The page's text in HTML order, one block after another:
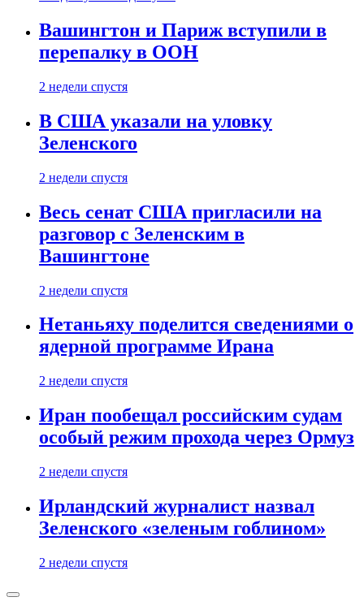
Вашингтон и Париж вступили в
перепалку в ООН
2 недели спустя
В США указали на уловку
Зеленского
2 недели спустя
Весь сенат США пригласили на
разговор с Зеленским в
Вашингтоне
2 недели спустя
Нетаньяху поделится сведениями о
ядерной программе Ирана
2 недели спустя
Иран пообещал российским судам
особый режим прохода через Ормуз
2 недели спустя
Ирландский журналист назвал
Зеленского «зеленым гоблином»
2 недели спустя